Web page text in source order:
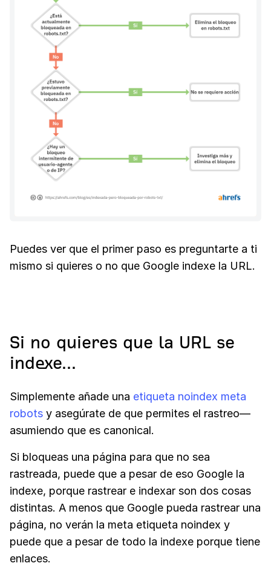
Puedes ver que el primer paso es preguntarte a ti
mismo si quieres o no que Google indexe la URL.
Si no quieres que la URL se
indexe...
Simplemente añade una etiqueta noindex meta
robots y asegúrate de que permites el rastreo—
asumiendo que es canonical.
Si bloqueas una página para que no sea
rastreada, puede que a pesar de eso Google la
indexe, porque rastrear e indexar son dos cosas
distintas. A menos que Google pueda rastrear una
página, no verán la meta etiqueta noindex y
puede que a pesar de todo la indexe porque tiene
enlaces.